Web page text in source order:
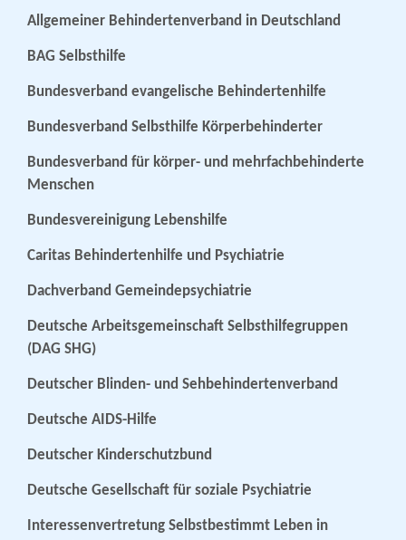
Allgemeiner Behindertenverband in Deutschland
BAG Selbsthilfe
Bundesverband evangelische Behindertenhilfe
Bundesverband Selbsthilfe Körperbehinderter
Bundesverband für körper- und mehrfachbehinderte
Menschen
Bundesvereinigung Lebenshilfe
Caritas Behindertenhilfe und Psychiatrie
Dachverband Gemeindepsychiatrie
Deutsche Arbeitsgemeinschaft Selbsthilfegruppen
(DAG SHG)
Deutscher Blinden- und Sehbehindertenverband
Deutsche AIDS-Hilfe
Deutscher Kinderschutzbund
Deutsche Gesellschaft für soziale Psychiatrie
Interessenvertretung Selbstbestimmt Leben in